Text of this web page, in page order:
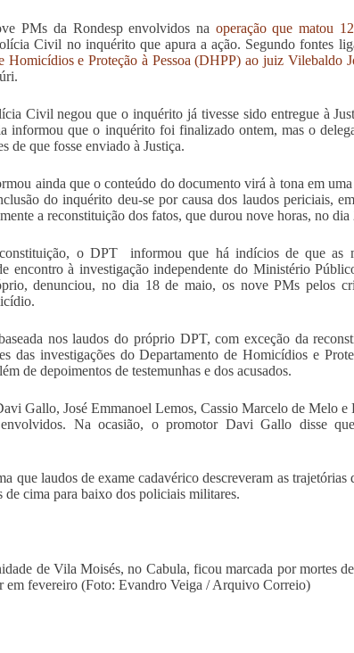
PMs da Rondesp envolvidos na operação que matou
Civil no inquérito que apura a ação. Segundo fontes
Homicídios e Proteção à Pessoa (DHPP) ao juiz Vilebaldo
Civil negou que o inquérito já tivesse sido entregue à
informou que o inquérito foi finalizado ontem, mas o
de que fosse enviado à Justiça.
ainda que o conteúdo do documento virá à tona em
do inquérito deu-se por causa dos laudos periciais,
a reconstituição dos fatos, que durou nove horas, no dia
o DPT informou que há indícios de que as
encontro à investigação independente do Ministério
denunciou, no dia 18 de maio, os nove PMs pelos
nos laudos do próprio DPT, com exceção da
das investigações do Departamento de Homicídios e
de depoimentos de testemunhas e dos acusados.
Gallo, José Emmanoel Lemos, Cassio Marcelo de Melo
Na ocasião, o promotor Davi Gallo disse
que laudos de exame cadavérico descreveram as trajetórias
de cima para baixo dos policiais militares.
de Vila Moisés, no Cabula, ficou marcada por mortes
em fevereiro (Foto: Evandro Veiga / Arquivo Correio)